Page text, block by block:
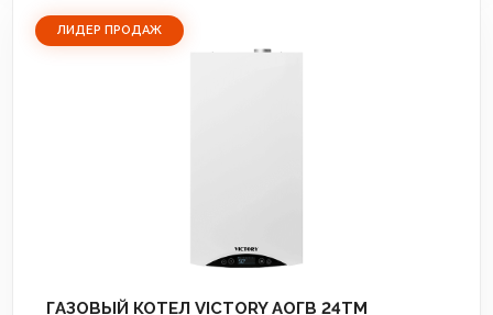
ЛИДЕР ПРОДАЖ
ГАЗОВЫЙ КОТЕЛ VICTORY АОГВ 24TM